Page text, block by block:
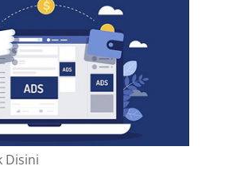
Disini